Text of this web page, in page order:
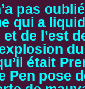
pas
qui a
et de l’est
était
Pen pose